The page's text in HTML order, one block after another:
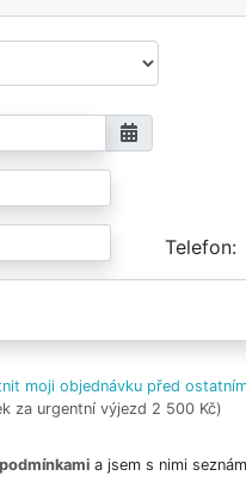
Telefon
moji objednávku před
za urgentní výjezd 2 500 Kč)
a jsem s nimi